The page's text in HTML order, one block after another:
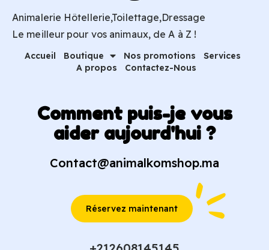
Animalerie Hôtellerie,Toilettage,Dressage
Le meilleur pour vos animaux, de A à Z !
Accueil Boutique Nos promotions
Services
A propos
Contactez-Nous
Comment puis-je vous
aider aujourd'hui ?
Contact@animalkomshop.ma
Réservez maintenant